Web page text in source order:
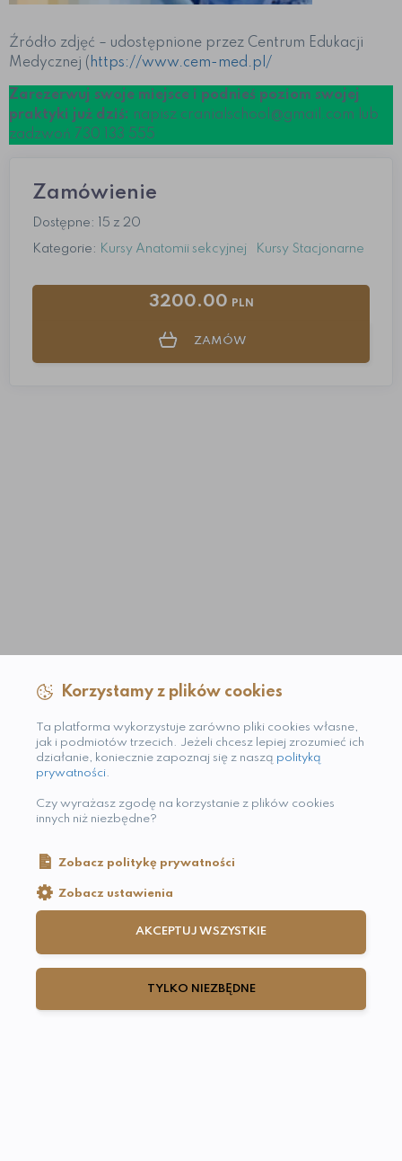
Źródło zdjęć – udostępnione przez Centrum Edukacji
Medycznej ( https://www.cem-med.pl/
Zarezerwuj swoje miejsce i podnieś poziom swojej
praktyki już dziś: napisz cranialschool@gmail.com lub
zadzwoń 730 133 555
Zamówienie
Dostępne: 15 z 20
Kategorie: Kursy Anatomii sekcyjnej Kursy Stacjonarne
3200.00 PLN
ZAMÓW
Regulamin serwisu
Korzystamy z plików cookies
Ta platforma wykorzystuje zarówno pliki cookies własne,
jak i podmiotów trzecich. Jeżeli chcesz lepiej zrozumieć ich
działanie, koniecznie zapoznaj się z naszą polityką
prywatności.
Czy wyrażasz zgodę na korzystanie z plików cookies
innych niż niezbędne?
Zobacz politykę prywatności
Zobacz ustawienia
AKCEPTUJ WSZYSTKIE
TYLKO NIEZBĘDNE